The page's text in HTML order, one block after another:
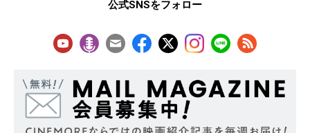
公式SNSをフォロー